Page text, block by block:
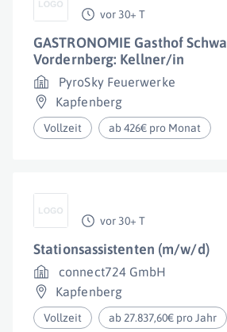
vor 30+ T
GASTRONOMIE Gasthof
Vordernberg: Kellner/in
PyroSky Feuerwerke
Kapfenberg
Vollzeit ab 426€ pro Monat
vor 30+ T
Stationsassistenten (m/w/d)
connect724 GmbH
Kapfenberg
Vollzeit ab 27.837,60€ pro Jahr